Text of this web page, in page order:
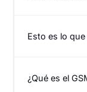
Esto es lo
¿Qué es el